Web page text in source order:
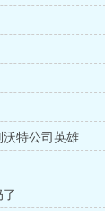
沃特公司英雄